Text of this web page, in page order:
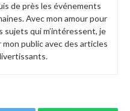
de près les événements
Avec mon amour pour
sujets qui m’intéressent, je
public avec des articles